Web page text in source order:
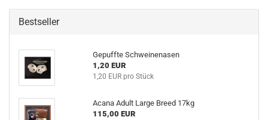
Bestseller
Gepuffte Schweinenasen
1,20 EUR
1,20 EUR pro Stück
Acana Adult Large Breed 17kg
115,00 EUR